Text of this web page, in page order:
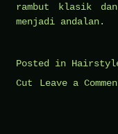
rambut klasik
menjadi andalan.
Posted in
Cut
Leave a